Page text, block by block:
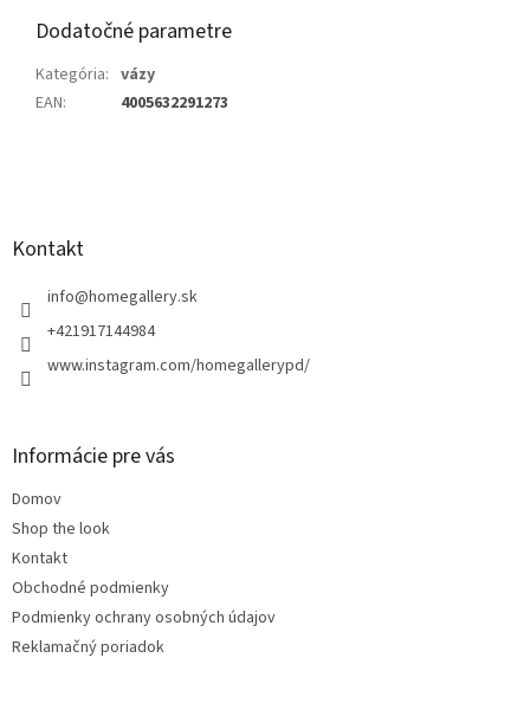
Dodatočné parametre
Kategória: vázy
EAN: 4005632291273
Kontakt
info@homegallery.sk
+421917144984
www.instagram.com/homegallerypd/
Informácie pre vás
Domov
Shop the look
Kontakt
Obchodné podmienky
Podmienky ochrany osobných údajov
Reklamačný poriadok